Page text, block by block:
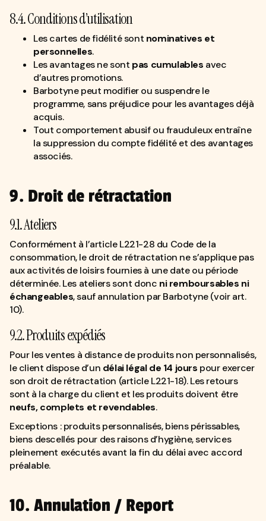
8.4. Conditions d’utilisation
Les cartes de fidélité sont nominatives et
personnelles.
Les avantages ne sont pas cumulables avec
d’autres promotions.
Barbotyne peut modifier ou suspendre le
programme, sans préjudice pour les avantages déjà
acquis.
Tout comportement abusif ou frauduleux entraîne
la suppression du compte fidélité et des avantages
associés.
9. Droit de rétractation
9.1. Ateliers
Conformément à l’article L221-28 du Code de la
consommation, le droit de rétractation ne s’applique pas
aux activités de loisirs fournies à une date ou période
déterminée. Les ateliers sont donc ni remboursables ni
échangeables, sauf annulation par Barbotyne (voir art.
10).
9.2. Produits expédiés
Pour les ventes à distance de produits non personnalisés,
le client dispose d’un délai légal de 14 jours pour exercer
son droit de rétractation (article L221-18). Les retours
sont à la charge du client et les produits doivent être
neufs, complets et revendables.
Exceptions : produits personnalisés, biens périssables,
biens descellés pour des raisons d’hygiène, services
pleinement exécutés avant la fin du délai avec accord
préalable.
10. Annulation / Report